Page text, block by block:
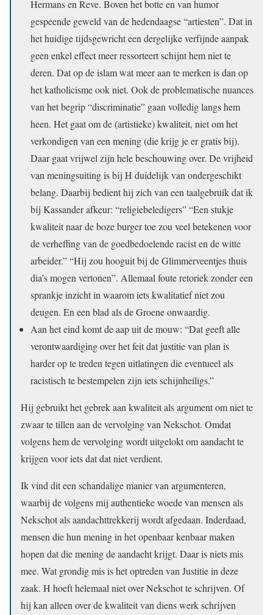
Hermans en Reve. Boven het botte en van humor
gespeende geweld van de hedendaagse “artiesten”. Dat in
het huidige tijdsgewricht een dergelijke verfijnde aanpak
geen enkel effect meer ressorteert schijnt hem niet te
deren. Dat op de islam wat meer aan te merken is dan op
het katholicisme ook niet. Ook de problematische nuances
van het begrip “discriminatie” gaan volledig langs hem
heen. Het gaat om de (artistieke) kwaliteit, niet om het
verkondigen van een mening (die krijg je er gratis bij).
Daar gaat vrijwel zijn hele beschouwing over. De vrijheid
van meningsuiting is bij H duidelijk van ondergeschikt
belang. Daarbij bedient hij zich van een taalgebruik dat ik
bij Kassander afkeur: “religiebeledigers” “Een stukje
kwaliteit naar de boze burger toe zou veel betekenen voor
de verheffing van de goedbedoelende racist en de witte
arbeider.” “Hij zou hooguit bij de Glimmerveentjes thuis
dia’s mogen vertonen”. Allemaal foute retoriek zonder een
sprankje inzicht in waarom iets kwalitatief niet zou
deugen. En een blad als de Groene onwaardig.
Aan het eind komt de aap uit de mouw: “Dat geeft alle
verontwaardiging over het feit dat justitie van plan is
harder op te treden tegen uitlatingen die eventueel als
racistisch te bestempelen zijn iets schijnheiligs.”
Hij gebruikt het gebrek aan kwaliteit als argument om niet te
zwaar te tillen aan de vervolging van Nekschot. Omdat
volgens hem de vervolging wordt uitgelokt om aandacht te
krijgen voor iets dat dat niet verdient.
Ik vind dit een schandalige manier van argumenteren,
waarbij de volgens mij authentieke woede van mensen als
Nekschot als aandachttrekkerij wordt afgedaan. Inderdaad,
mensen die hun mening in het openbaar kenbaar maken
hopen dat die mening de aandacht krijgt. Daar is niets mis
mee. Wat grondig mis is het optreden van Justitie in deze
zaak. H hoeft helemaal niet over Nekschot te schrijven. Of
hij kan alleen over de kwaliteit van diens werk schrijven